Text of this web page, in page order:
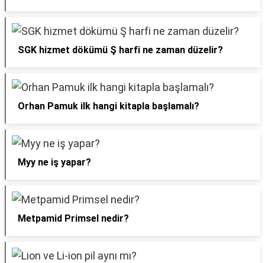
SGK hizmet dökümü Ş harfi ne zaman düzelir?
Orhan Pamuk ilk hangi kitapla başlamalı?
Myy ne iş yapar?
Metpamid Primsel nedir?